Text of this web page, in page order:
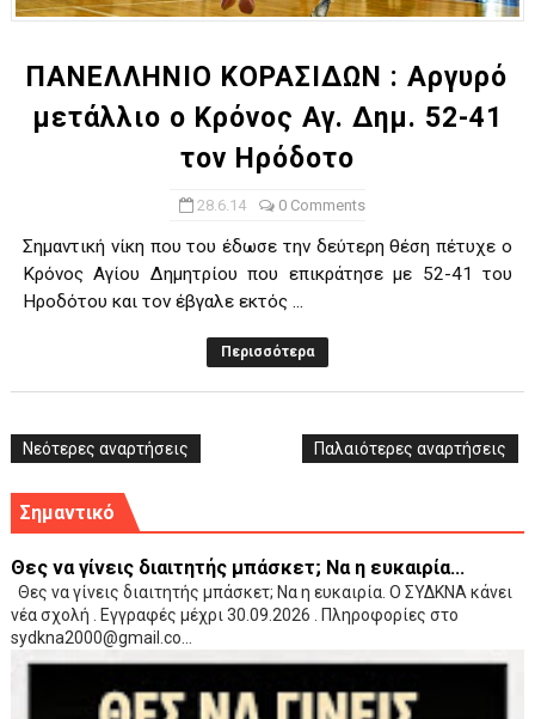
ΠΑΝΕΛΛΗΝΙΟ ΚΟΡΑΣΙΔΩΝ : Αργυρό
μετάλλιο ο Κρόνος Αγ. Δημ. 52-41
τον Hρόδοτο
28.6.14 0 Comments
Σημαντική νίκη που του έδωσε την δεύτερη θέση πέτυχε ο
Κρόνος Αγίου Δημητρίου που επικράτησε με 52-41 του
Ηροδότου και τον έβγαλε εκτός ...
Περισσότερα
Νεότερες αναρτήσεις Παλαιότερες αναρτήσεις
Σημαντικό
Θες να γίνεις διαιτητής μπάσκετ; Να η ευκαιρία...
Θες να γίνεις διαιτητής μπάσκετ; Να η ευκαιρία. Ο ΣΥΔΚΝΑ κάνει
νέα σχολή . Εγγραφές μέχρι 30.09.2026 . Πληροφορίες στο
sydkna2000@gmail.co...